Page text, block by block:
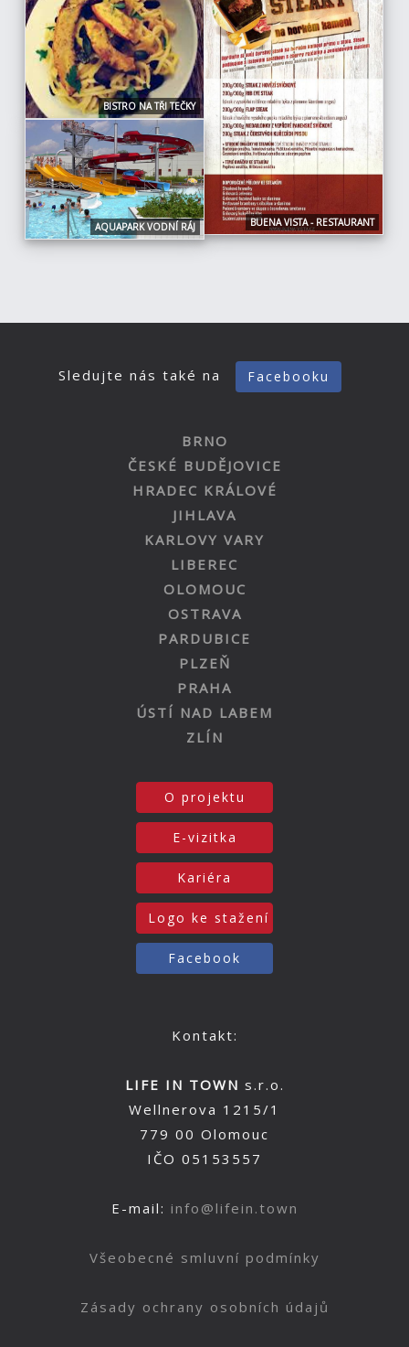
BISTRO NA TŘI TEČKY
BUENA VISTA - RESTAURANT
AQUAPARK VODNÍ RÁJ
Sledujte nás také na Facebooku
BRNO
ČESKÉ BUDĚJOVICE
HRADEC KRÁLOVÉ
JIHLAVA
KARLOVY VARY
LIBEREC
OLOMOUC
OSTRAVA
PARDUBICE
PLZEŇ
PRAHA
ÚSTÍ NAD LABEM
ZLÍN
O projektu
E-vizitka
Kariéra
Logo ke stažení
Facebook
Kontakt:
LIFE IN TOWN s.r.o.
Wellnerova 1215/1
779 00 Olomouc
IČO 05153557
E-mail: info@lifein.town
Všeobecné smluvní podmínky
Zásady ochrany osobních údajů